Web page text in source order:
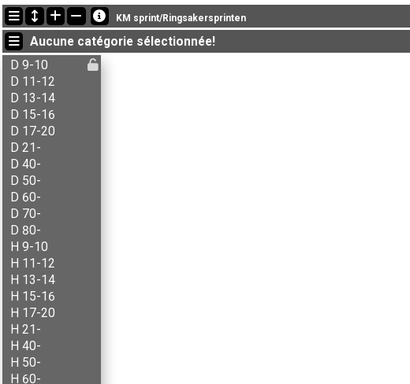
Dernières mises à jour
13:36:20: Agnethe Hasli (D 21-) got new status: disq
13:36:20: Aksel Krogstie (H 15-16) a terminé , chrono: 25:18 (5)
13:36:20: Aksel T. Fingarsen (H 13-14) a terminé , chrono: 08:39 (1)
KM sprint/Ringsakersprinten
Aucune catégorie sélectionnée!
D 9-10
D 11-12
D 13-14
D 15-16
D 17-20
D 21-
D 40-
D 50-
D 60-
D 70-
D 80-
H 9-10
H 11-12
H 13-14
H 15-16
H 17-20
H 21-
H 40-
H 50-
H 60-